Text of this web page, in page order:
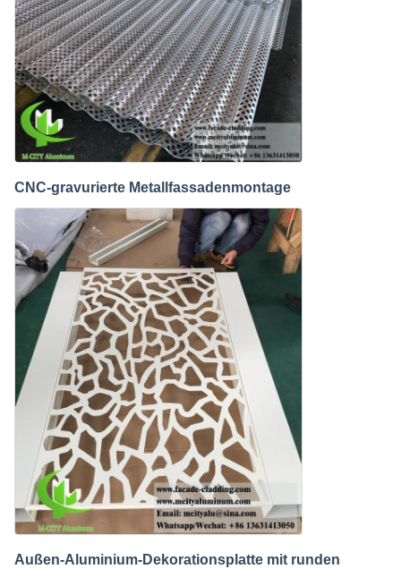
CNC-gravurierte Metallfassadenmontage
Außen-Aluminium-Dekorationsplatte mit runden